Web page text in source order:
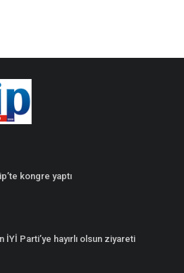
kongre yaptı
İYİ Parti’ye hayırlı olsun ziyareti